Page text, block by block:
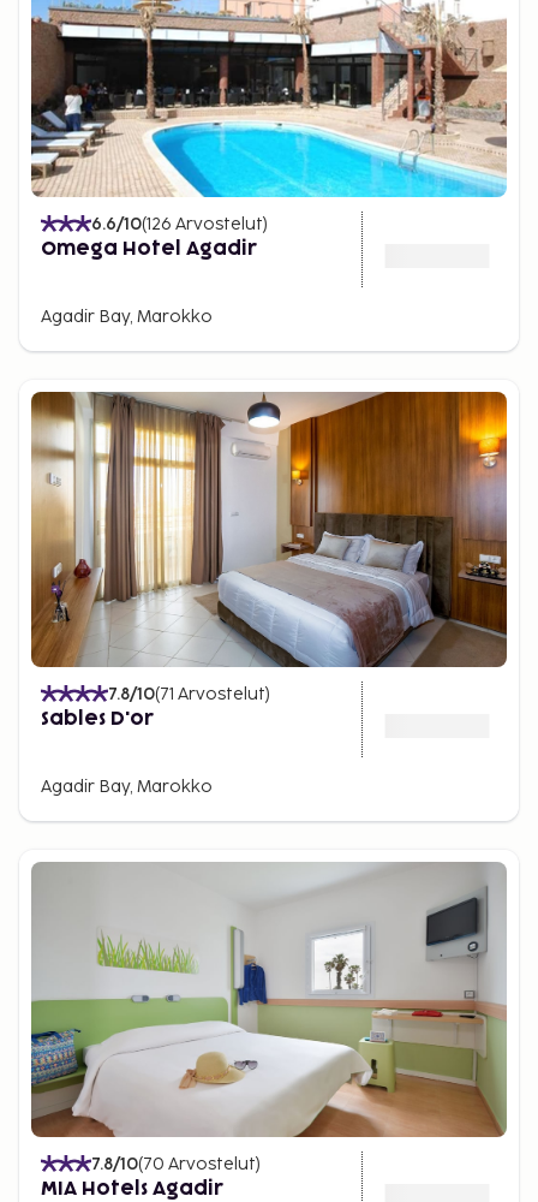
6.6/10(126 Arvostelut)
Omega Hotel Agadir
Agadir Bay, Marokko
7.8/10(71 Arvostelut)
Sables D'or
Agadir Bay, Marokko
7.8/10(70 Arvostelut)
MIA Hotels Agadir